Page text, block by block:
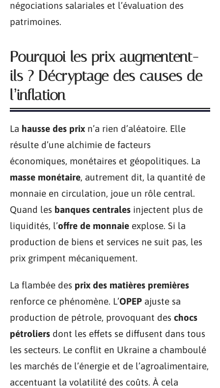
négociations salariales et l’évaluation des
patrimoines.
Pourquoi les prix augmentent-
ils ? Décryptage des causes de
l’inflation
La hausse des prix n’a rien d’aléatoire. Elle
résulte d’une alchimie de facteurs
économiques, monétaires et géopolitiques. La
masse monétaire, autrement dit, la quantité de
monnaie en circulation, joue un rôle central.
Quand les banques centrales injectent plus de
liquidités, l’offre de monnaie explose. Si la
production de biens et services ne suit pas, les
prix grimpent mécaniquement.
La flambée des prix des matières premières
renforce ce phénomène. L’OPEP ajuste sa
production de pétrole, provoquant des chocs
pétroliers dont les effets se diffusent dans tous
les secteurs. Le conflit en Ukraine a chamboulé
les marchés de l’énergie et de l’agroalimentaire,
accentuant la volatilité des coûts. À cela